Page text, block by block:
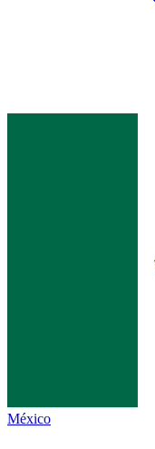
México